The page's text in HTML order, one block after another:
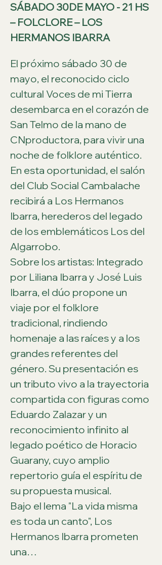
SÁBADO 30DE MAYO - 21 HS
– FOLCLORE – LOS
HERMANOS IBARRA
El próximo sábado 30 de
mayo, el reconocido ciclo
cultural Voces de mi Tierra
desembarca en el corazón de
San Telmo de la mano de
CNproductora, para vivir una
noche de folklore auténtico.
En esta oportunidad, el salón
del Club Social Cambalache
recibirá a Los Hermanos
Ibarra, herederos del legado
de los emblemáticos Los del
Algarrobo.
Sobre los artistas: Integrado
por Liliana Ibarra y José Luis
Ibarra, el dúo propone un
viaje por el folklore
tradicional, rindiendo
homenaje a las raíces y a los
grandes referentes del
género. Su presentación es
un tributo vivo a la trayectoria
compartida con figuras como
Eduardo Zalazar y un
reconocimiento infinito al
legado poético de Horacio
Guarany, cuyo amplio
repertorio guía el espíritu de
su propuesta musical.
Bajo el lema "La vida misma
es toda un canto", Los
Hermanos Ibarra prometen
una…